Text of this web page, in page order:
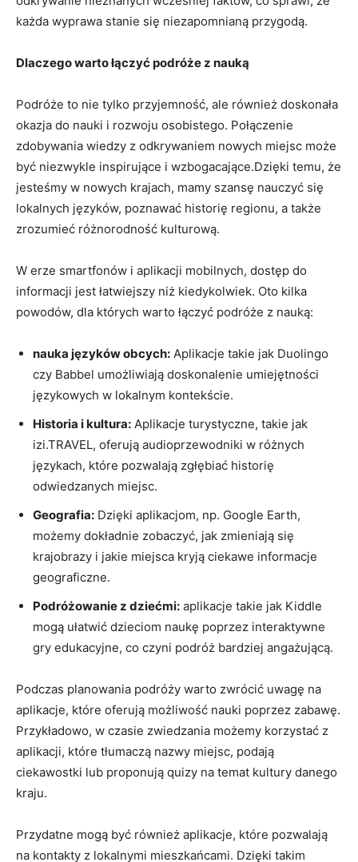
każda ‌wyprawa stanie się ​niezapomnianą przygodą.
Dlaczego warto ⁢łączyć podróże z nauką
Podróże ‍to‌ nie tylko przyjemność,⁤ ale ⁤również doskonała
⁢okazja do nauki ⁣i rozwoju osobistego. Połączenie
zdobywania wiedzy z odkrywaniem⁤ nowych miejsc ⁣może
być niezwykle inspirujące i wzbogacające.Dzięki⁣ temu, że
jesteśmy​ w nowych krajach, mamy szansę nauczyć się
lokalnych języków, poznawać ‍historię regionu, ‍a także
zrozumieć różnorodność kulturową.
W erze ‍smartfonów i aplikacji mobilnych, dostęp do
informacji jest łatwiejszy niż⁢ kiedykolwiek. Oto kilka
⁣powodów, dla ​których warto łączyć podróże z nauką:
nauka języków obcych: Aplikacje takie⁤ jak Duolingo
czy Babbel umożliwiają doskonalenie umiejętności
językowych ⁣w lokalnym kontekście.
Historia i kultura: Aplikacje ⁣turystyczne, ⁤takie jak
izi.TRAVEL, oferują audioprzewodniki ⁣w‌ różnych
językach, które pozwalają zgłębiać ⁣historię​
odwiedzanych miejsc.
Geografia: Dzięki aplikacjom, np. Google Earth,
możemy dokładnie zobaczyć, jak⁣ zmieniają ⁢się
krajobrazy i jakie miejsca kryją ciekawe informacje
geograficzne.
Podróżowanie z dziećmi: ​aplikacje ⁢takie jak Kiddle
mogą ułatwić⁤ dzieciom naukę poprzez interaktywne
gry ⁣edukacyjne,‍ co czyni podróż‍ bardziej angażującą.
Podczas planowania‍ podróży⁤ warto zwrócić uwagę na
aplikacje, które oferują możliwość nauki​ poprzez zabawę.
Przykładowo, w czasie zwiedzania ‍możemy ⁤korzystać z
aplikacji, ⁢które tłumaczą nazwy​ miejsc, podają
ciekawostki ⁤lub proponują quizy​ na temat kultury danego‌
kraju.
Przydatne mogą być również ‌aplikacje, które pozwalają⁣
na⁤ kontakty z lokalnymi mieszkańcami.⁣ Dzięki takim